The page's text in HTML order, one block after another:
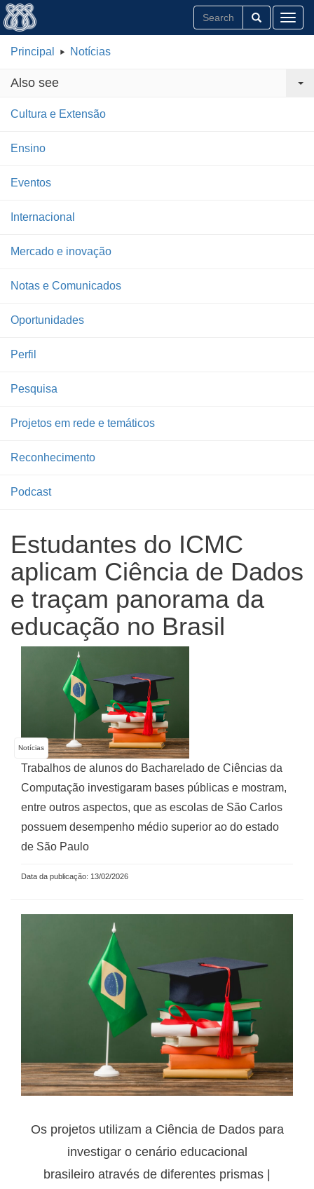
Principal Notícias
Also see
Cultura e Extensão
Ensino
Eventos
Internacional
Mercado e inovação
Notas e Comunicados
Oportunidades
Perfil
Pesquisa
Projetos em rede e temáticos
Reconhecimento
Podcast
Estudantes do ICMC
aplicam Ciência de Dados
e traçam panorama da
educação no Brasil
Notícias
Trabalhos de alunos do Bacharelado de Ciências da
Computação investigaram bases públicas e mostram,
entre outros aspectos, que as escolas de São Carlos
possuem desempenho médio superior ao do estado
de São Paulo
Data da publicação: 13/02/2026
Os projetos utilizam a Ciência de Dados para
investigar o cenário educacional
brasileiro através de diferentes prismas |